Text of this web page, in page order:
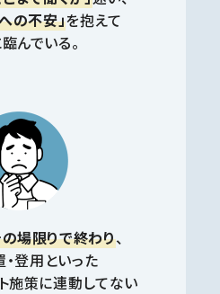
の不安」を抱えて
んでいる。
場限りで終わり、
・登用といった
施策に連動してない